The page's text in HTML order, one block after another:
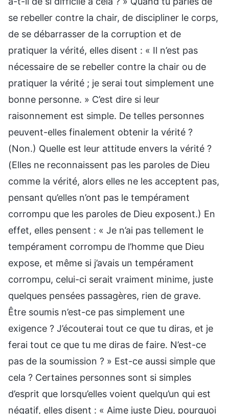
se rebeller contre la chair, de discipliner le corps,
de se débarrasser de la corruption et de
pratiquer la vérité, elles disent : « Il n’est pas
nécessaire de se rebeller contre la chair ou de
pratiquer la vérité ; je serai tout simplement une
bonne personne. » C’est dire si leur
raisonnement est simple. De telles personnes
peuvent-elles finalement obtenir la vérité ?
(Non.) Quelle est leur attitude envers la vérité ?
(Elles ne reconnaissent pas les paroles de Dieu
comme la vérité, alors elles ne les acceptent pas,
pensant qu’elles n’ont pas le tempérament
corrompu que les paroles de Dieu exposent.) En
effet, elles pensent : « Je n’ai pas tellement le
tempérament corrompu de l’homme que Dieu
expose, et même si j’avais un tempérament
corrompu, celui-ci serait vraiment minime, juste
quelques pensées passagères, rien de grave.
Être soumis n’est-ce pas simplement une
exigence ? J’écouterai tout ce que tu diras, et je
ferai tout ce que tu me diras de faire. N’est-ce
pas de la soumission ? » Est-ce aussi simple que
cela ? Certaines personnes sont si simples
d’esprit que lorsqu’elles voient quelqu’un qui est
négatif, elles disent : « Aime juste Dieu, pourquoi